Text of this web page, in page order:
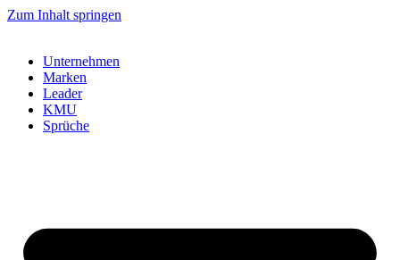
Zum Inhalt springen
Unternehmen
Marken
Leader
KMU
Sprüche